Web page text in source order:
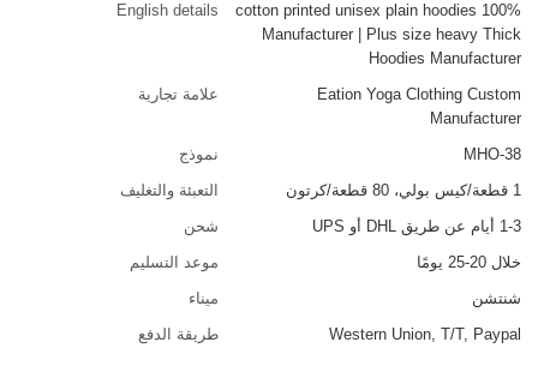
English details
100% cotton printed unisex plain hoodies
Manufacturer | Plus size heavy Thick
Hoodies Manufacturer
علامة تجارية
Eation Yoga Clothing Custom
Manufacturer
نموذج
MHO-38
التعبئة والتغليف
1 قطعة/كيس بولي، 80 قطعة/كرتون
شحن
1-3 أيام عن طريق DHL أو UPS
موعد التسليم
خلال 20-25 يومًا
ميناء
شنتشن
طريقة الدفع
Western Union, T/T, Paypal